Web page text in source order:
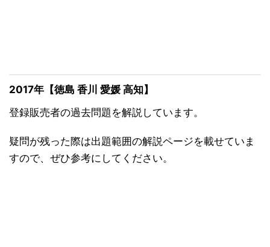
2017年【徳島 香川 愛媛 高知】
登録販売者の過去問題を解説しています。
疑問が残った際は出題範囲の解説ページを載せていま
すので、ぜひ参考にしてください。